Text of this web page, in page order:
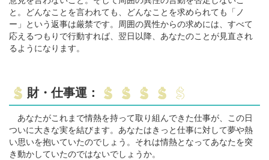
と。どんなことを言われても、どんなことを求められても「ノ
ー」という返事は厳禁です。周囲の異性からの求めには、すべて
応えるつもりで行動すれば、翌日以降、あなたのことが見直され
るようになります。
財・仕事運：
あなたがこれまで情熱を持って取り組んできた仕事が、この日
ついに大きな実を結びます。あなたはきっと仕事に対して夢や熱
い思いを抱いていたのでしょう。それは情熱となってあなたを突
き動かしていたのではないでしょうか。